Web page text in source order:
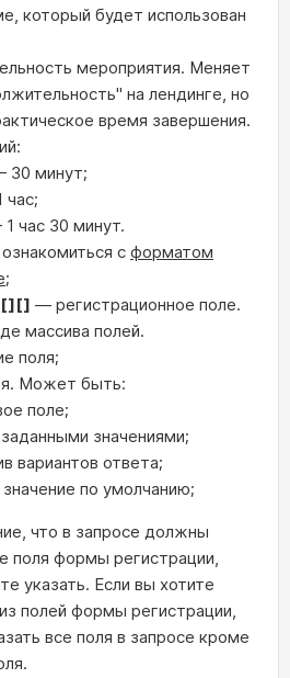
который будет использован
мероприятия. Меняет
на лендинге, но
время завершения.
30 минут;
час 30 минут.
с форматом
;
— регистрационное поле.
массива полей.
поля;
Может быть:
поле;
значениями;
вариантов ответа;
по умолчанию;
что в запросе должны
поля формы регистрации,
указать. Если вы хотите
полей формы регистрации,
все поля в запросе кроме